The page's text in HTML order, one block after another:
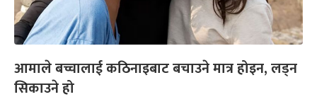
आमाले बच्चालाई कठिनाइबाट बचाउने मात्र होइन, लड्न
सिकाउने हो